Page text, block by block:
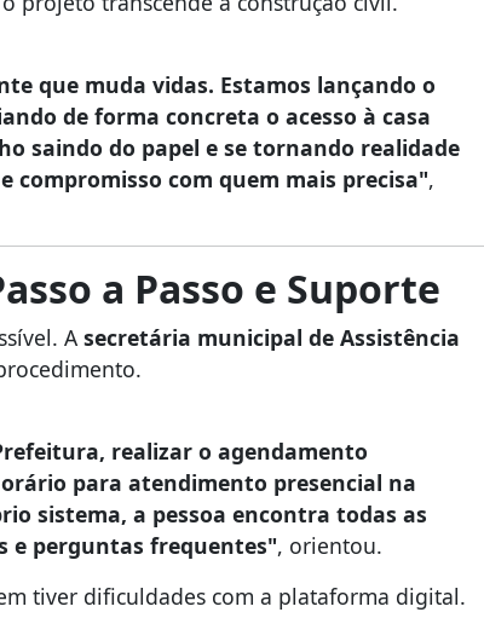
que muda vidas. Estamos lançando o
de forma concreta o acesso à casa
saindo do papel e se tornando realidade
compromisso com quem mais precisa",
a Passo e Suporte
A secretária municipal de Assistência
realizar o agendamento
para atendimento presencial na
sistema, a pessoa encontra todas as
e perguntas frequentes", orientou.
tiver dificuldades com a plataforma digital.